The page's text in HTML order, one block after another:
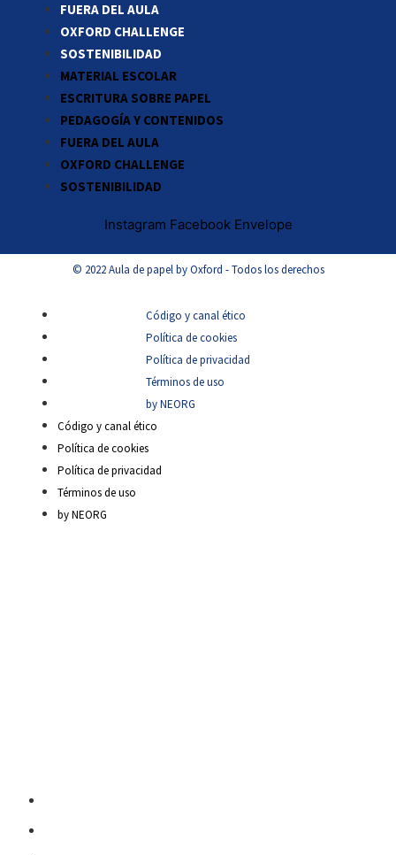
FUERA DEL AULA
OXFORD CHALLENGE
SOSTENIBILIDAD
MATERIAL ESCOLAR
ESCRITURA SOBRE PAPEL
PEDAGOGÍA Y CONTENIDOS
FUERA DEL AULA
OXFORD CHALLENGE
SOSTENIBILIDAD
Instagram Facebook Envelope
© 2022 Aula de papel by Oxford - Todos los derechos
Código y canal ético
Política de cookies
Política de privacidad
Términos de uso
by NEORG
Código y canal ético
Política de cookies
Política de privacidad
Términos de uso
by NEORG